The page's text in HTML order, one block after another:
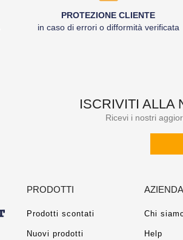
PROTEZIONE CLIENTE
in caso di errori o difformità verificata
ISCRIVITI ALLA
Ricevi i nostri
PRODOTTI
Prodotti scontati
Nuovi prodotti
AZIENDA
Chi
Help